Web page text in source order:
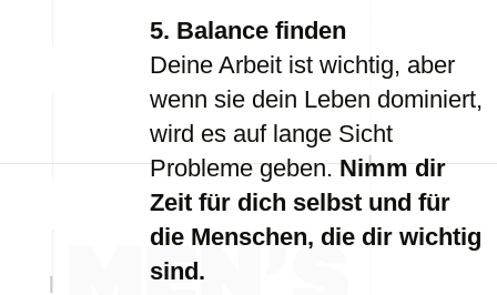
5. Balance finden
Deine Arbeit ist wichtig, aber
wenn sie dein Leben dominiert,
wird es auf lange Sicht
Probleme geben. Nimm dir
Zeit für dich selbst und für
die Menschen, die dir wichtig
sind.